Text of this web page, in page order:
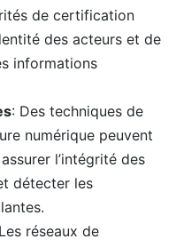
de certification
des acteurs et de
informations
: Des techniques de
numérique peuvent
l’intégrité des
détecter les
réseaux de